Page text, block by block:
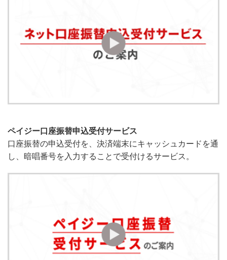
ペイジー口座振替申込受付サービス
口座振替の申込受付を、決済端末にキャッシュカードを通
し、暗唱番号を入力することで受付けるサービス。